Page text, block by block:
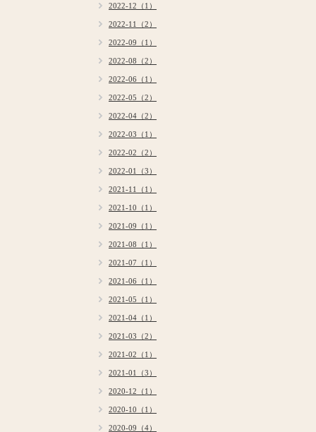
2022-12（1）
2022-11（2）
2022-09（1）
2022-08（2）
2022-06（1）
2022-05（2）
2022-04（2）
2022-03（1）
2022-02（2）
2022-01（3）
2021-11（1）
2021-10（1）
2021-09（1）
2021-08（1）
2021-07（1）
2021-06（1）
2021-05（1）
2021-04（1）
2021-03（2）
2021-02（1）
2021-01（3）
2020-12（1）
2020-10（1）
2020-09（4）